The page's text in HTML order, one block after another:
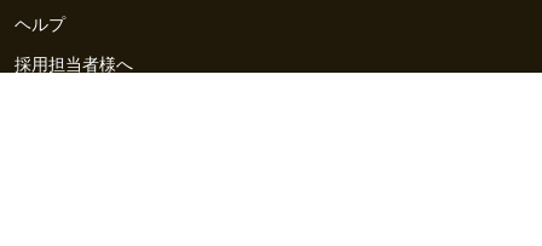
ヘルプ
採用担当者様へ